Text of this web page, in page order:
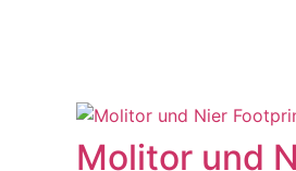
Molitor und